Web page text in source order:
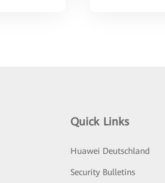
Quick Links
Huawei Deutschland
Security Bulletins